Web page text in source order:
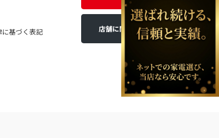
基づく表記 店舗に関するお問い合わせ